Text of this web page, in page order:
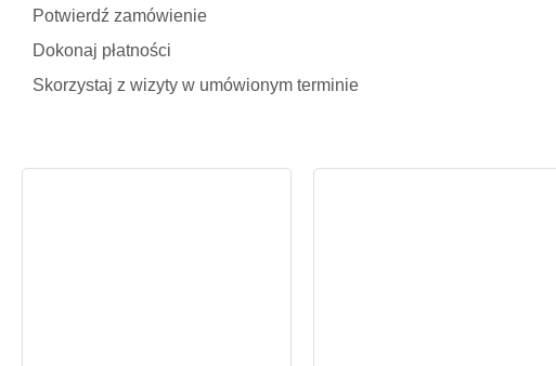
Potwierdź zamówienie
Dokonaj płatności
Skorzystaj z wizyty w umówionym terminie